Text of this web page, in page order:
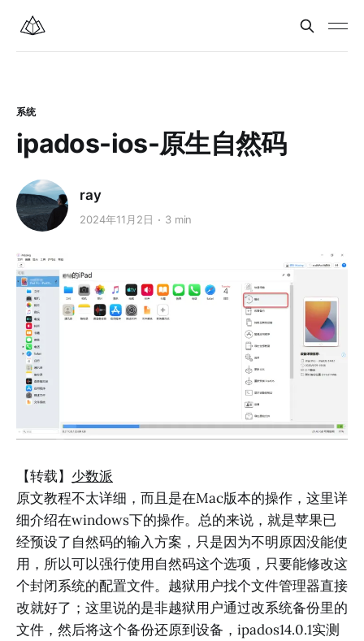
系统
ipados-ios-原生自然码
ray
2024年11月2日 3 min
【转载】 少数派
原文教程不太详细，而且是在Mac版本的操作，这里详
细介绍在windows下的操作。总的来说，就是苹果已
经预设了自然码的输入方案，只是因为不明原因没能使
用，所以可以强行使用自然码这个选项，只要能修改这
个封闭系统的配置文件。越狱用户找个文件管理器直接
改就好了；这里说的是非越狱用户通过改系统备份里的
文件，然后将这个备份还原到设备，ipados14.0.1实测